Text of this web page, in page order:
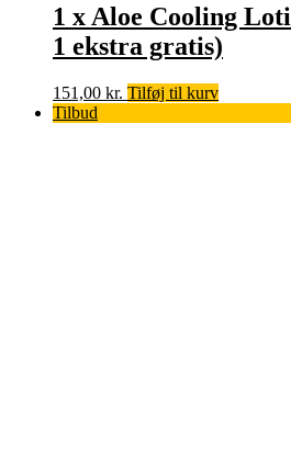
1 x Aloe Cooling
1 ekstra gratis)
151,00 kr. Tilføj til kurv
Tilbud